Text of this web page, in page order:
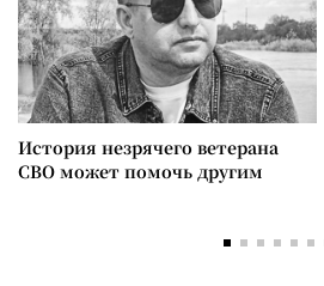
История незрячего ветерана
СВО может помочь другим